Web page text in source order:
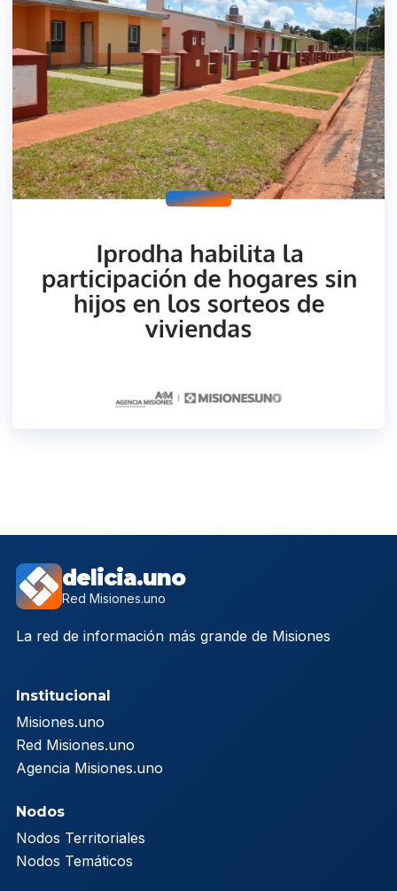
delicia.uno
Red Misiones.uno
La red de información más grande de Misiones
Institucional
Misiones.uno
Red Misiones.uno
Agencia Misiones.uno
Nodos
Nodos Territoriales
Nodos Temáticos